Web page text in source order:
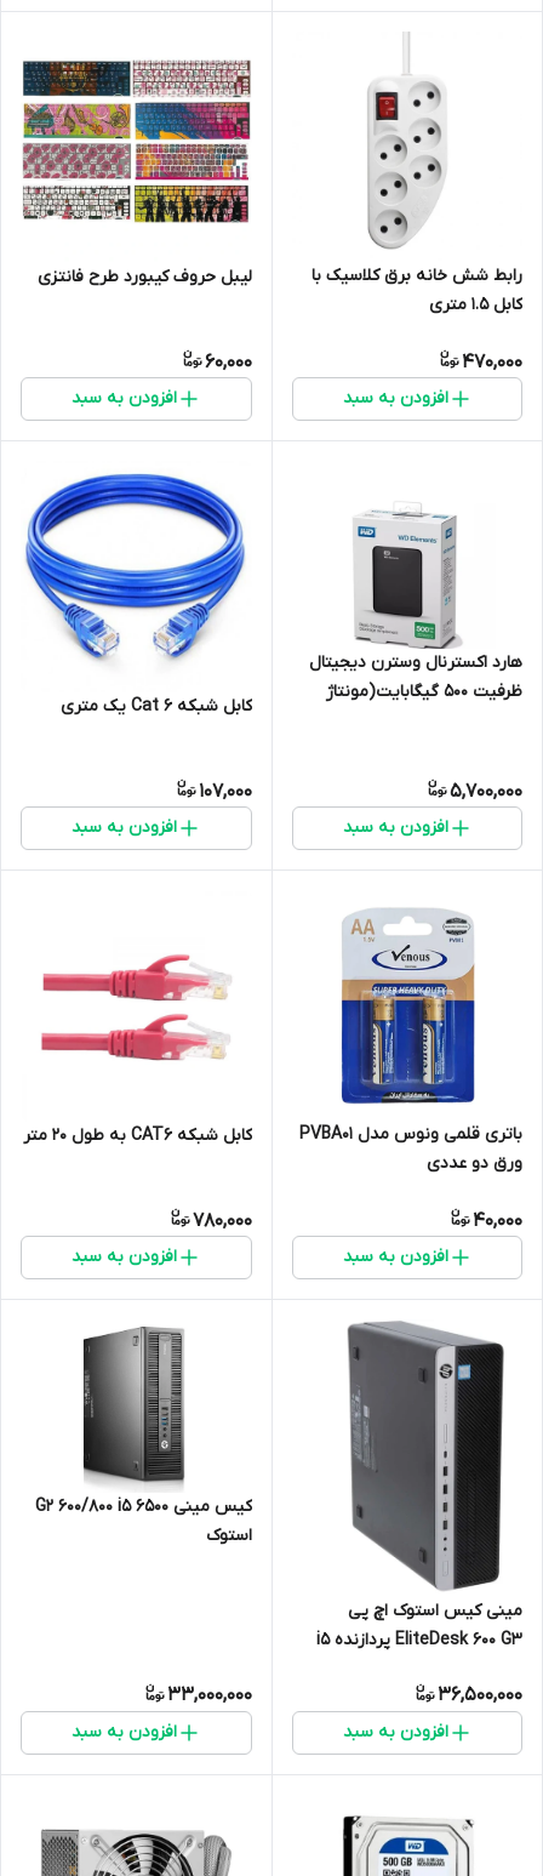
رابط شش خانه برق کلاسیک با
کابل 1.5 متری
470,000
افزودن به سبد
لیبل حروف کیبورد طرح فانتزی
60,000
افزودن به سبد
هارد اکسترنال وسترن دیجیتال
ظرفیت 500 گیگابایت(مونتاژ
5,700,000
افزودن به سبد
کابل شبکه Cat 6 یک متری
107,000
افزودن به سبد
باتری قلمی ونوس مدل PVBA01
ورق دو عددی
40,000
افزودن به سبد
کابل شبکه CAT6 به طول 20 متر
780,000
افزودن به سبد
مینی کیس استوک اچ پی
EliteDesk 600 G3 پردازنده i5
36,500,000
افزودن به سبد
کیس مینی G2 600/800 i5 6500
استوک
33,000,000
افزودن به سبد